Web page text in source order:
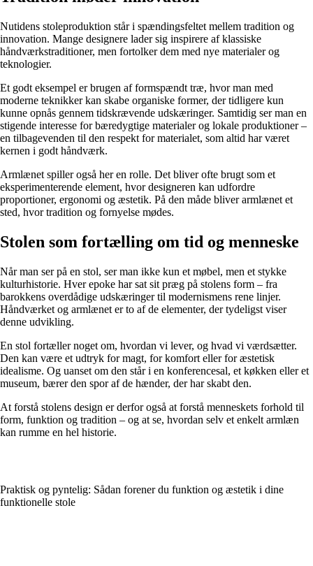
Nutidens stoleproduktion står i spændingsfeltet mellem tradition og
innovation. Mange designere lader sig inspirere af klassiske
håndværkstraditioner, men fortolker dem med nye materialer og
teknologier.
Et godt eksempel er brugen af formspændt træ, hvor man med
moderne teknikker kan skabe organiske former, der tidligere kun
kunne opnås gennem tidskrævende udskæringer. Samtidig ser man en
stigende interesse for bæredygtige materialer og lokale produktioner –
en tilbagevenden til den respekt for materialet, som altid har været
kernen i godt håndværk.
Armlænet spiller også her en rolle. Det bliver ofte brugt som et
eksperimenterende element, hvor designeren kan udfordre
proportioner, ergonomi og æstetik. På den måde bliver armlænet et
sted, hvor tradition og fornyelse mødes.
Stolen som fortælling om tid og menneske
Når man ser på en stol, ser man ikke kun et møbel, men et stykke
kulturhistorie. Hver epoke har sat sit præg på stolens form – fra
barokkens overdådige udskæringer til modernismens rene linjer.
Håndværket og armlænet er to af de elementer, der tydeligst viser
denne udvikling.
En stol fortæller noget om, hvordan vi lever, og hvad vi værdsætter.
Den kan være et udtryk for magt, for komfort eller for æstetisk
idealisme. Og uanset om den står i en konferencesal, et køkken eller et
museum, bærer den spor af de hænder, der har skabt den.
At forstå stolens design er derfor også at forstå menneskets forhold til
form, funktion og tradition – og at se, hvordan selv et enkelt armlæn
kan rumme en hel historie.
Praktisk og pyntelig: Sådan forener du funktion og æstetik i dine
funktionelle stole